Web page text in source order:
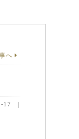
へ
17 |